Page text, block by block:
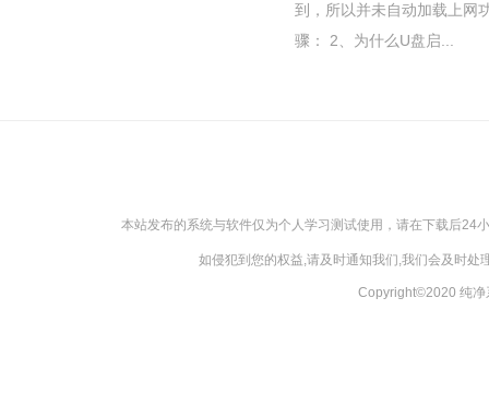
到，所以并未自动加载上网
骤： 2、为什么U盘启...
本站发布的系统与软件仅为个人学习测试使用，请在下载后24
如侵犯到您的权益,请及时通知我们,我们会及时
Copyright©2020 纯净